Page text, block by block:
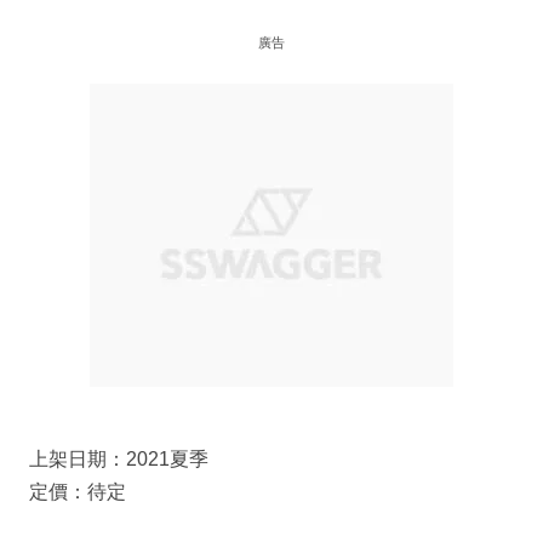
廣告
上架日期：2021夏季
定價：待定